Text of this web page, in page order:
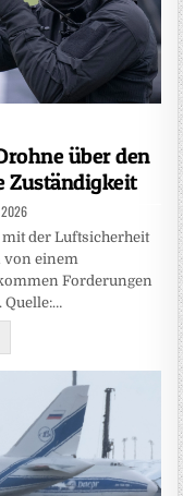
über den
Zuständigkeit
2026
der Luftsicherheit
von einem
Forderungen
Quelle:…